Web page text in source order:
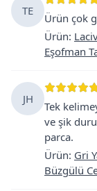
TE
Ürün çok
Ürün:
Eşofman
JH
Tek
ve şik
parca.
Ürün: Gri
Büzgülü